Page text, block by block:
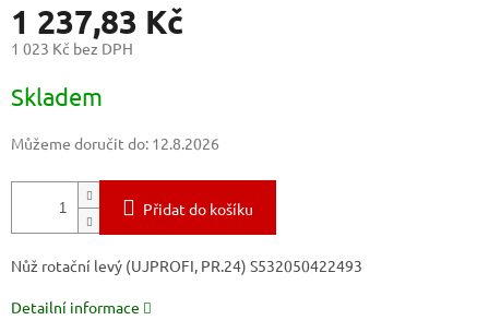
1 237,83 Kč
1 023 Kč bez DPH
cena:
Skladem
Můžeme doručit do: 12.8.2026
Přidat do košíku
Nůž rotační levý (UJPROFI, PR.24) S532050422493
Detailní informace